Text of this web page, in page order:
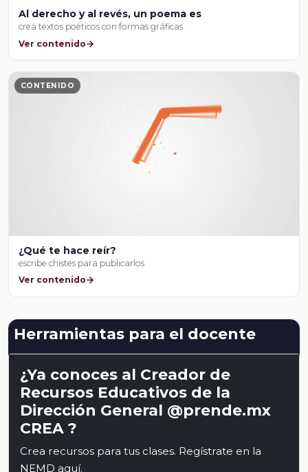
Al derecho y al revés, un poema es
crea textos poéticos con formas gráficas.
Ver contenido
CONTENIDO
¿Qué te hace reír?
escribe chistes para publicarlos
Ver contenido
Herramientas para el docente
¿Ya conoces al Creador de
Recursos Educativos de la
Dirección General @prende.mx
CREA ?
Crea recursos para tus clases. Regístrate en la
NEMD aquí.